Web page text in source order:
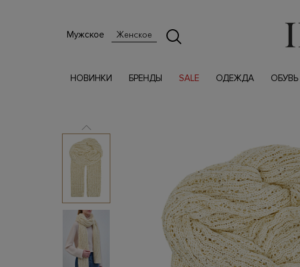
Мужское Женское
НОВИНКИ БРЕНДЫ SALE ОДЕЖДА ОБУВЬ